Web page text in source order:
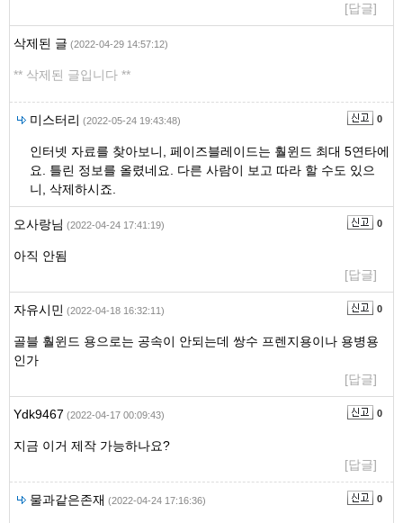
[답글]
삭제된 글 (2022-04-29 14:57:12)
** 삭제된 글입니다 **
미스터리 (2022-05-24 19:43:48) 0
인터넷 자료를 찾아보니, 페이즈블레이드는 훨윈드 최대 5연타에
요. 틀린 정보를 올렸네요. 다른 사람이 보고 따라 할 수도 있으
니, 삭제하시죠.
오사랑님 (2022-04-24 17:41:19) 0
아직 안됨
[답글]
자유시민 (2022-04-18 16:32:11) 0
골블 훨윈드 용으로는 공속이 안되는데 쌍수 프렌지용이나 용병용
인가
[답글]
Ydk9467 (2022-04-17 00:09:43) 0
지금 이거 제작 가능하나요?
[답글]
물과같은존재 (2022-04-24 17:16:36) 0